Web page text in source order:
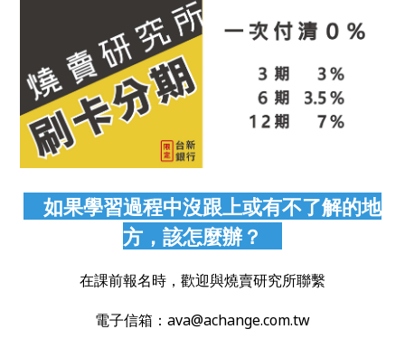
如果學習過程中沒跟上或有不了解的地
方，該怎麼辦？
在課前報名時，歡迎與燒賣研究所聯繫
電子信箱：ava@achange.com.tw